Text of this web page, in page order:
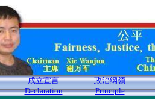
成立宣言
Declaration
政治纲领
Principle